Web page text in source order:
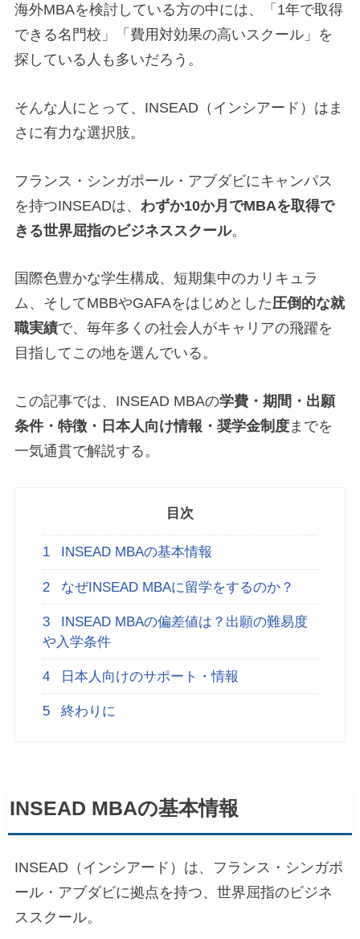
海外MBAを検討している方の中には、「1年で取得
できる名門校」「費用対効果の高いスクール」を
探している人も多いだろう。
そんな人にとって、INSEAD（インシアード）はま
さに有力な選択肢。
フランス・シンガポール・アブダビにキャンパス
を持つINSEADは、 わずか10か月でMBAを取得で
きる世界屈指のビジネススクール。
国際色豊かな学生構成、短期集中のカリキュラ
ム、そしてMBBやGAFAをはじめとした圧倒的な就
職実績で、毎年多くの社会人がキャリアの飛躍を
目指してこの地を選んでいる。
この記事では、INSEAD MBAの学費・期間・出願
条件・特徴・日本人向け情報・奨学金制度までを
一気通貫で解説する。
目次
1 INSEAD MBAの基本情報
2 なぜINSEAD MBAに留学をするのか？
3
INSEAD MBAの偏差値は？出願の難易度
や入学条件
4 日本人向けのサポート・情報
5 終わりに
INSEAD MBAの基本情報
INSEAD（インシアード）は、フランス・シンガポ
ール・アブダビに拠点を持つ、世界屈指のビジネ
ススクール。